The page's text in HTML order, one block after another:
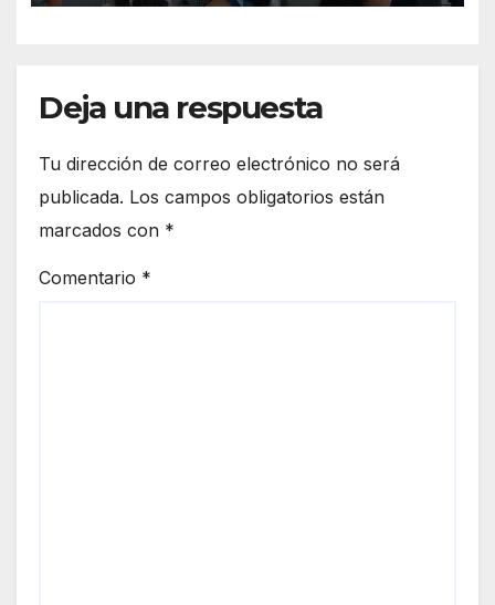
Deja una respuesta
Tu dirección de correo electrónico no será
publicada. Los campos obligatorios están
marcados con *
Comentario *